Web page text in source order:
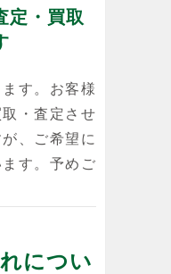
定・買取
す。お客様
・査定させ
、ご希望に
す。予めご
につい